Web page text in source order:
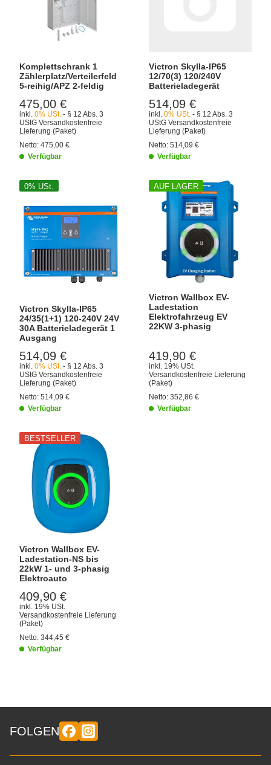
Komplettschrank 1
Zählerplatz/Verteilerfeld
5-reihig/APZ 2-feldig
475,00 €
inkl. 0% USt. - § 12 Abs. 3
UStG Versandkostenfreie
Lieferung (Paket)
Netto: 475,00 €
Verfügbar
Victron Skylla-IP65
12/70(3) 120/240V
Batterieladegerät
514,09 €
inkl. 0% USt. - § 12 Abs. 3
UStG Versandkostenfreie
Lieferung (Paket)
Netto: 514,09 €
Verfügbar
0% USt.
Victron Skylla-IP65
24/35(1+1) 120-240V 24V
30A Batterieladegerät 1
Ausgang
514,09 €
inkl. 0% USt. - § 12 Abs. 3
UStG Versandkostenfreie
Lieferung (Paket)
Netto: 514,09 €
Verfügbar
AUF LAGER
Victron Wallbox EV-
Ladestation
Elektrofahrzeug EV
22KW 3-phasig
419,90 €
inkl. 19% USt.
Versandkostenfreie Lieferung
(Paket)
Netto: 352,86 €
Verfügbar
BESTSELLER
Victron Wallbox EV-
Ladestation-NS bis
22kW 1- und 3-phasig
Elektroauto
409,90 €
inkl. 19% USt.
Versandkostenfreie Lieferung
(Paket)
Netto: 344,45 €
Verfügbar
FOLGEN